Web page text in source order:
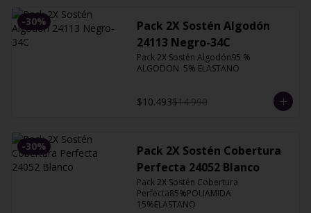
-30%
Pack 2X Sostén Algodón
24113 Negro-34C
Pack 2X Sostén Algodón95 %
ALGODON  5% ELASTANO
$10.493$14.990
-30%
Pack 2X Sostén Cobertura
Perfecta 24052 Blanco
Pack 2X Sostén Cobertura
Perfecta85%POLIAMIDA
15%ELASTANO